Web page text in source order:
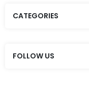
CATEGORIES
FOLLOW US